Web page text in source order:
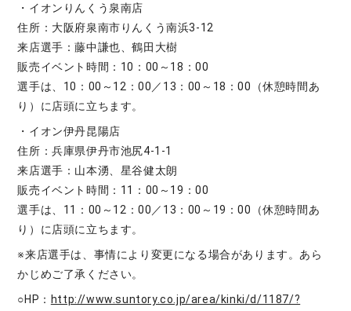
・イオンりんくう泉南店
住所：大阪府泉南市りんくう南浜3-12
来店選手：藤中謙也、鶴田大樹
販売イベント時間：10：00～18：00
選手は、10：00～12：00／13：00～18：00（休憩時間あ
り）に店頭に立ちます。
・イオン伊丹昆陽店
住所：兵庫県伊丹市池尻4-1-1
来店選手：山本湧、星谷健太朗
販売イベント時間：11：00～19：00
選手は、11：00～12：00／13：00～19：00（休憩時間あ
り）に店頭に立ちます。
※来店選手は、事情により変更になる場合があります。あら
かじめご了承ください。
○HP： http://www.suntory.co.jp/area/kinki/d/1187/?